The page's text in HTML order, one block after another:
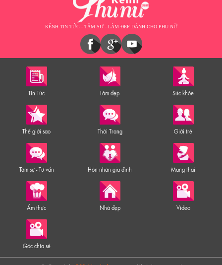
KÊNH TIN TỨC - TÂM SỰ - LÀM ĐẸP DÀNH CHO PHỤ NỮ
Tin Tức Làm đẹp Sức khỏe
Thế giới sao Thời Trang Giới trẻ
Tâm sự - Tư vấn Hôn nhân gia đình Mang thai
Ẩm thực Nhà đẹp Video
Góc chia sẻ